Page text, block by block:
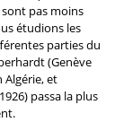
sont pas moins
étudions les
parties du
(Genève
Algérie, et
passa la plus